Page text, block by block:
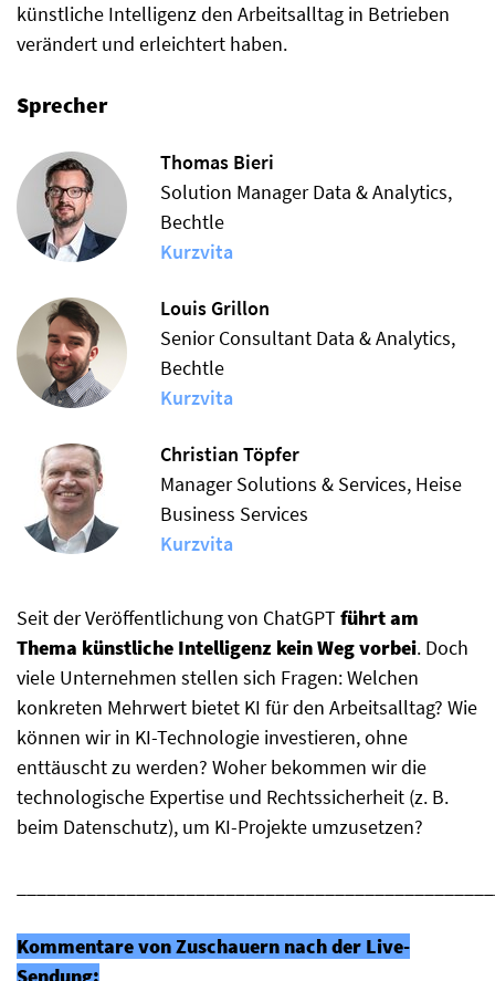
künstliche Intelligenz den Arbeitsalltag in Betrieben
verändert und erleichtert haben.
Sprecher
Thomas Bieri
Solution Manager Data & Analytics,
Bechtle
Kurzvita
Louis Grillon
Senior Consultant Data & Analytics,
Bechtle
Kurzvita
Christian Töpfer
Manager Solutions & Services, Heise
Business Services
Kurzvita
Seit der Veröffentlichung von ChatGPTführt am
Thema künstliche Intelligenz kein Weg vorbei. Doch
viele Unternehmen stellen sich Fragen: Welchen
konkreten Mehrwert bietet KI für den Arbeitsalltag? Wie
können wir in KI-Technologie investieren, ohne
enttäuscht zu werden? Woher bekommen wir die
technologische Expertise und Rechtssicherheit (z. B.
beim Datenschutz), um KI-Projekte umzusetzen?
Kommentare von Zuschauern nach der Live-